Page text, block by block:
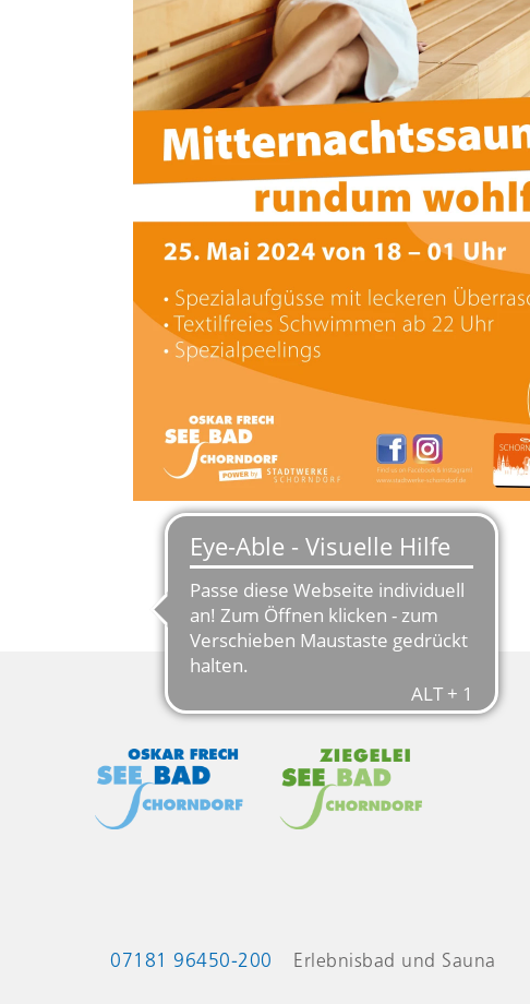
Header-Bild für die VeranstaltungMitternachtssauna
Kontaktinformationen
07181 96450-200 Erlebnisbad und Sauna